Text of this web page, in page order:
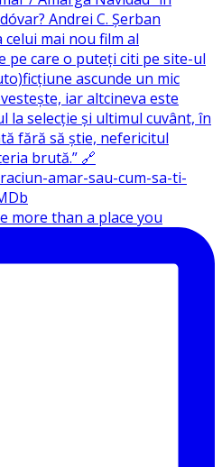
more than a place you